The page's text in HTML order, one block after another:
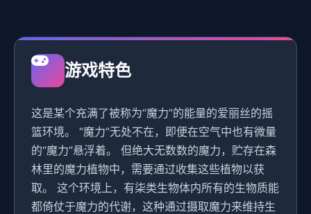
游戏特色
这是某个充满了被称为“魔力”的能量的爱丽丝的摇
篮环境。 “魔力”无处不在，即便在空气中也有微量
的“魔力”悬浮着。 但绝大无数数的魔力，贮存在森
林里的魔力植物中，需要通过收集这些植物以获
取。 这个环境上，有柒类生物体内所有的生物质能
都倚仗于魔力的代谢，这种通过摄取魔力来维持生